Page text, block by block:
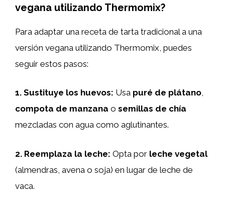
vegana utilizando Thermomix?
Para adaptar una receta de tarta tradicional a una
versión vegana utilizando Thermomix, puedes
seguir estos pasos:
1. Sustituye los huevos: Usa puré de plátano,
compota de manzana o semillas de chía
mezcladas con agua como aglutinantes.
2. Reemplaza la leche: Opta por leche vegetal
(almendras, avena o soja) en lugar de leche de
vaca.